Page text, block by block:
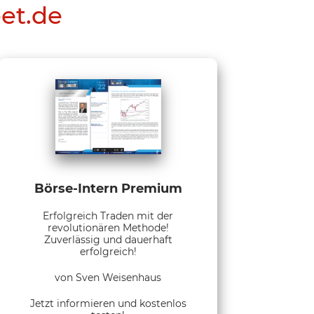
Börse-Intern Premium
Erfolgreich Traden mit der
revolutionären Methode!
Zuverlässig und dauerhaft
erfolgreich!
von Sven Weisenhaus
Jetzt informieren und kostenlos